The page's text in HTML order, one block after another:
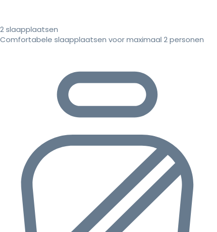
2 slaapplaatsen
Comfortabele slaapplaatsen voor maximaal 2 personen